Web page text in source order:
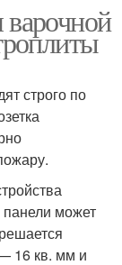
строго по
панели может
16 кв. мм и